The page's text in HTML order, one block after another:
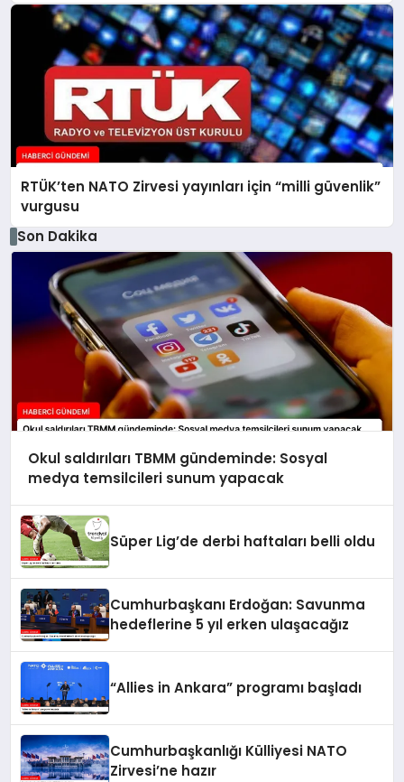
RTÜK’ten NATO Zirvesi yayınları için “milli güvenlik”
vurgusu
Son Dakika
Okul saldırıları TBMM gündeminde: Sosyal
medya temsilcileri sunum yapacak
Süper Lig’de derbi haftaları belli oldu
Cumhurbaşkanı Erdoğan: Savunma
hedeflerine 5 yıl erken ulaşacağız
“Allies in Ankara” programı başladı
Cumhurbaşkanlığı Külliyesi NATO
Zirvesi’ne hazır